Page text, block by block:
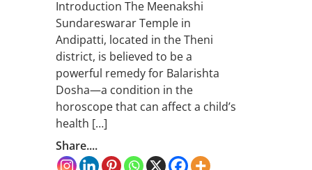
Introduction The Meenakshi
Sundareswarar Temple in
Andipatti, located in the Theni
district, is believed to be a
powerful remedy for Balarishta
Dosha—a condition in the
horoscope that can affect a child’s
health […]
Share....